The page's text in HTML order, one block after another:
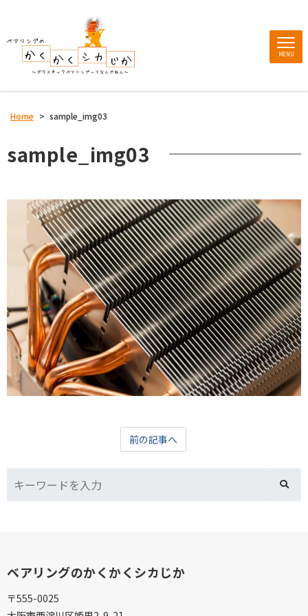
MENU
Home > sample_img03
sample_img03
前の記事へ
ベアリングのかくかくシカじか
〒555-0025